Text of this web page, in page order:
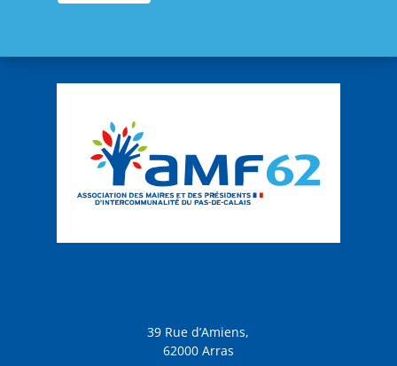
39 Rue d’Amiens,
62000 Arras